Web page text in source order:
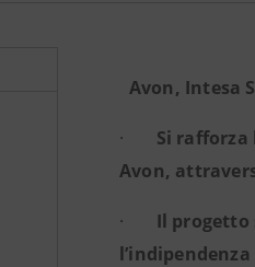
Avon, Intesa
· Si
Avon,
· Il progetto